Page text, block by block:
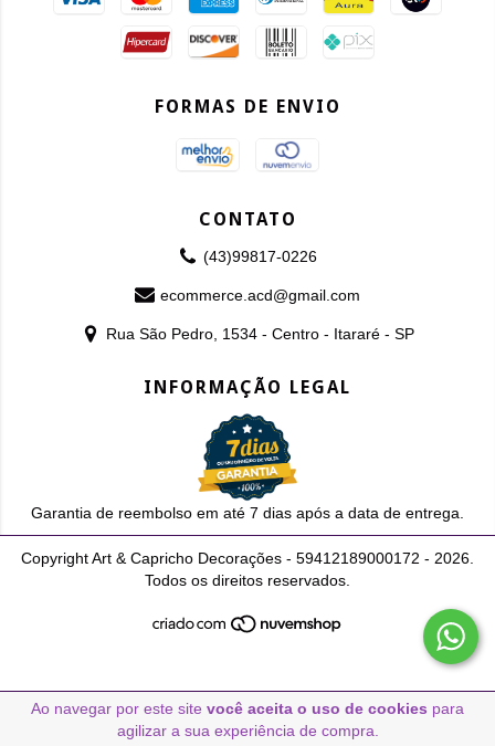
Ao navegar por este site você aceita o uso de cookies para
agilizar a sua experiência de compra.
FORMAS DE ENVIO
CONTATO
(43)99817-0226
ecommerce.acd@gmail.com
Rua São Pedro, 1534 - Centro - Itararé - SP
INFORMAÇÃO LEGAL
Garantia de reembolso em até 7 dias após a data de entrega.
Copyright Art & Capricho Decorações - 59412189000172 - 2026.
Todos os direitos reservados.